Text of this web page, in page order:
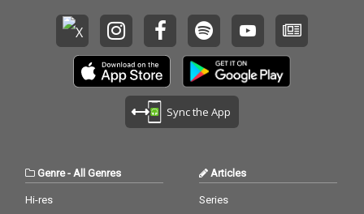
Sync the App
Genre-All Genres
Hi-res
Articles
Series